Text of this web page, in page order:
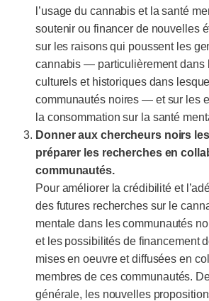
l’usage du cannabis et la santé
soutenir ou financer de nouvelles
sur les raisons qui poussent les
cannabis — particulièrement dans
culturels et historiques dans
communautés noires — et sur les
la consommation sur la santé
Donner aux chercheurs noirs
préparer les recherches en
communautés.
Pour améliorer la crédibilité et
des futures recherches sur le
mentale dans les communautés
et les possibilités de financement
mises en oeuvre et diffusées en
membres de ces communautés.
générale, les nouvelles